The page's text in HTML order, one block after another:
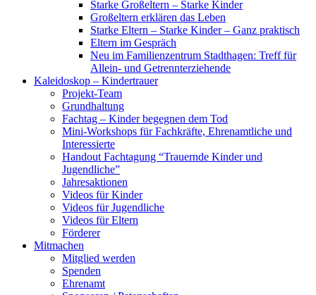
Starke Großeltern – Starke Kinder
Großeltern erklären das Leben
Starke Eltern – Starke Kinder – Ganz praktisch
Eltern im Gespräch
Neu im Familienzentrum Stadthagen: Treff für
Allein- und Getrennterziehende
Kaleidoskop – Kindertrauer
Projekt-Team
Grundhaltung
Fachtag – Kinder begegnen dem Tod
Mini-Workshops für Fachkräfte, Ehrenamtliche und
Interessierte
Handout Fachtagung “Trauernde Kinder und
Jugendliche”
Jahresaktionen
Videos für Kinder
Videos für Jugendliche
Videos für Eltern
Förderer
Mitmachen
Mitglied werden
Spenden
Ehrenamt